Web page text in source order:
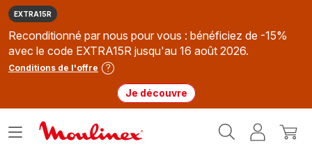
EXTRA15R
Reconditionné par nous pour vous : bénéficiez de -15%
avec le code EXTRA15R jusqu'au 16 août 2026.
Conditions de l'offre
Je découvre
MonMon
Ouvrir